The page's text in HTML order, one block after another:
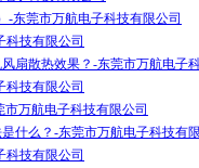
-东莞市万航电子科技有限公司
科技有限公司
扇散热效果？-东莞市万航电子
科技有限公司
市万航电子科技有限公司
什么？-东莞市万航电子科技有
科技有限公司